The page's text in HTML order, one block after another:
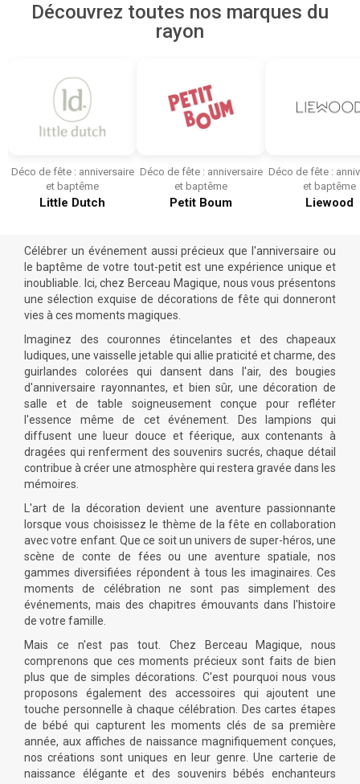
Découvrez toutes nos marques du
rayon
Déco de fête : anniversaire
et baptême
Little Dutch
Déco de fête : anniversaire
et baptême
Petit Boum
Déco de fête :
et baptême
Liewood
Célébrer un événement aussi précieux que l'anniversaireou
le baptême de votre tout-petit est une expérience unique et
inoubliable. Ici, chez Berceau Magique, nous vous présentons
une sélection exquise de décorationsdefêtequi donneront
vies à ces moments magiques.
Imaginez des couronnes étincelantes et des chapeaux
ludiques, une vaisselle jetable qui allie praticité et charme, des
guirlandes colorées qui dansent dans l'air, des bougies
d'anniversaire rayonnantes, et bien sûr, unedécorationde
salle et de table soigneusement conçue pour refléter
l'essence même de cetévénement. Des lampions qui
diffusent une lueur douce et féerique, aux contenants à
dragées qui renferment des souvenirs sucrés, chaque détail
contribue à créer une atmosphère qui restera gravée dans les
mémoires.
L'art de la décorationdevient une aventure passionnante
lorsque vous choisissez le thème de lafête en collaboration
avec votre enfant. Que ce soit un univers de super-héros, une
scène de conte de fées ou une aventure spatiale, nos
gammes diversifiées répondent à tous les imaginaires. Ces
moments de célébration ne sont pas simplement des
événements, mais des chapitres émouvants dans l'histoire
de votre famille.
Mais ce n'est pas tout. Chez Berceau Magique, nous
comprenons que ces moments précieux sont faits de bien
plus que de simples décorations. C'est pourquoi nous vous
proposons également des accessoires qui ajoutent une
touche personnelle à chaque célébration. Des cartes étapes
de bébé qui capturent les moments clés de sa première
année, aux affiches de naissance magnifiquement conçues,
nos créations sont uniques en leur genre. Une carterie de
naissance élégante et des souvenirs bébés enchanteurs